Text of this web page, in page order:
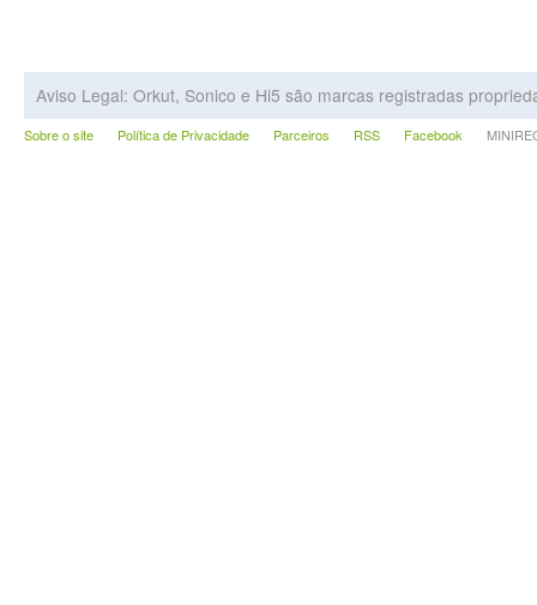
Aviso Legal: Orkut, Sonico e Hi5 são marcas registradas
Sobre o site Política de Privacidade Parceiros RSS Facebook